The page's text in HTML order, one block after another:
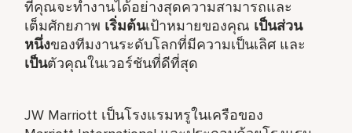
ที่คุณจะทำงานได้อย่างสุดความสามารถและ
เต็มศักยภาพ เริ่มต้นเป้าหมายของคุณ เป็นส่วน
หนึ่งของทีมงานระดับโลกที่มีความเป็นเลิศ และ
เป็นตัวคุณในเวอร์ชันที่ดีที่สุด
JW Marriott เป็นโรงแรมหรูในเครือของ